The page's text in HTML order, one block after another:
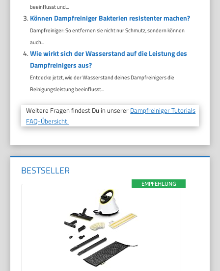
beeinflusst und...
Können Dampfreiniger Bakterien resistenter machen?
Dampfreiniger: So entfernen sie nicht nur Schmutz, sondern können
auch...
Wie wirkt sich der Wasserstand auf die Leistung des
Dampfreinigers aus?
Entdecke jetzt, wie der Wasserstand deines Dampfreinigers die
Reinigungsleistung beeinflusst...
Weitere Fragen findest Du in unserer Dampfreiniger Tutorials
FAQ-Übersicht.
BESTSELLER
EMPFEHLUNG